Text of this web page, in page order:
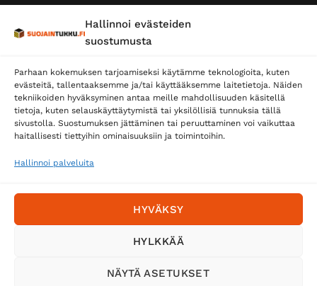
Hallinnoi evästeiden
suostumusta
Parhaan kokemuksen tarjoamiseksi käytämme teknologioita, kuten
evästeitä, tallentaaksemme ja/tai käyttääksemme laitetietoja. Näiden
tekniikoiden hyväksyminen antaa meille mahdollisuuden käsitellä
tietoja, kuten selauskäyttäytymistä tai yksilöllisiä tunnuksia tällä
sivustolla. Suostumuksen jättäminen tai peruuttaminen voi vaikuttaa
haitallisesti tiettyihin ominaisuuksiin ja toimintoihin.
Hallinnoi palveluita
HYVÄKSY
HYLKKÄÄ
NÄYTÄ ASETUKSET
Toimitustavat
Posti
Matkahuolto
Tilaa uutiskirje ja saat erikoisalennuksia